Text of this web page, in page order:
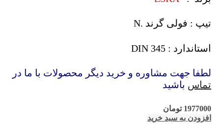
تیپ : فولی گرند .N
استاندارد : DIN 345
لطفا جهت مشاوره و خرید دیگر محصولات با ما در
تماس باشید
1977000 تومان
افزودن به سبد خرید